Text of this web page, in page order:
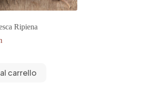
Ripiena
carrello